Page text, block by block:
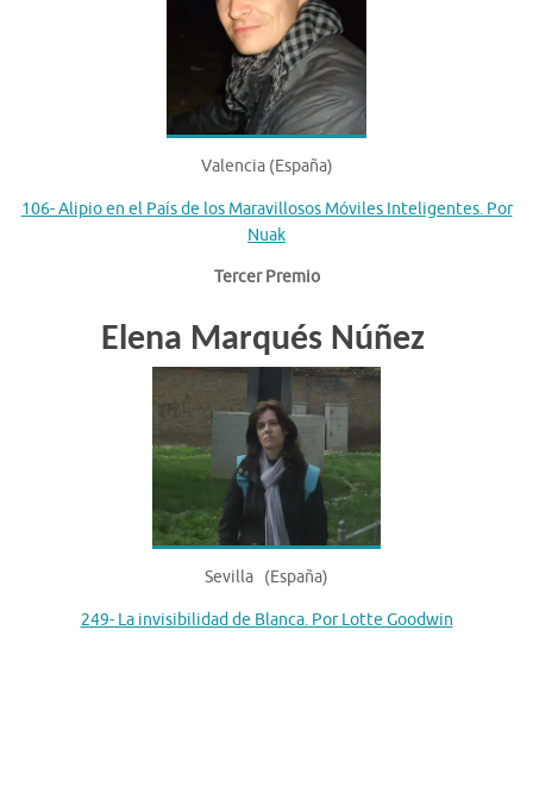
Valencia (España)
106- Alipio en el País de los Maravillosos Móviles Inteligentes. Por
Nuak
Tercer Premio
Elena Marqués Núñez
Sevilla (España)
249- La invisibilidad de Blanca. Por Lotte Goodwin